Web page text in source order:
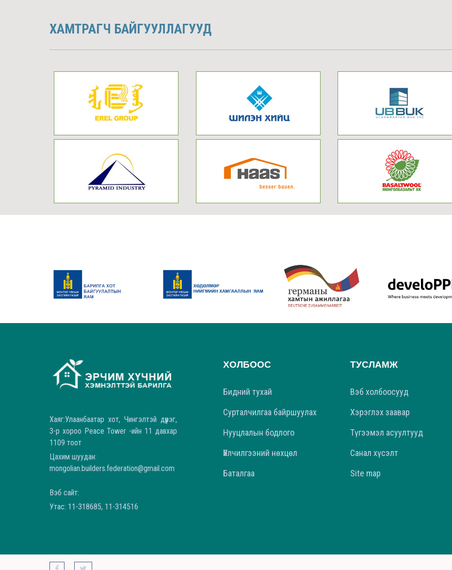
ХАМТРАГЧ БАЙГУУЛЛАГУУД
Хаяг:Улаанбаатар хот, Чингэлтэй дүүрэг,
3-р хороо Peace Tower -ийн 11 давхар
1109 тоот
Цахим шуудан:
mongolian.builders.federation@gmail.com
Вэб сайт:
Утас: 11-318685, 11-314516
ХОЛБООС
Бидний тухай
Сурталчилгаа байршуулах
Нууцлалын бодлого
Үйлчилгээний нөхцөл
Баталгаа
ТУСЛАМЖ
Вэб холбоосууд
Хэрэглэх заавар
Түгээмэл асуултууд
Санал хүсэлт
Site map